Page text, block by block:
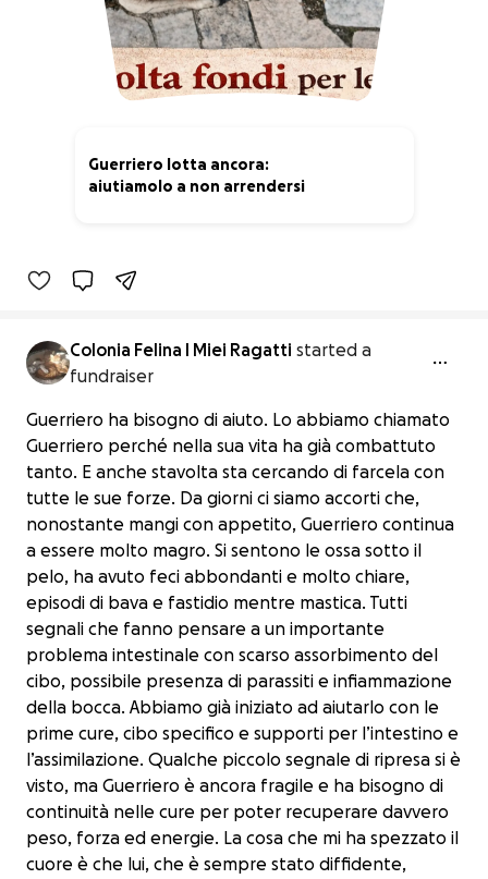
Guerriero lotta ancora:
aiutiamolo a non arrendersi
Colonia Felina I Miei Ragatti started a
fundraiser
Guerriero ha bisogno di aiuto. Lo abbiamo chiamato
Guerriero perché nella sua vita ha già combattuto
tanto. E anche stavolta sta cercando di farcela con
tutte le sue forze. Da giorni ci siamo accorti che,
nonostante mangi con appetito, Guerriero continua
a essere molto magro. Si sentono le ossa sotto il
pelo, ha avuto feci abbondanti e molto chiare,
episodi di bava e fastidio mentre mastica. Tutti
segnali che fanno pensare a un importante
problema intestinale con scarso assorbimento del
cibo, possibile presenza di parassiti e infiammazione
della bocca. Abbiamo già iniziato ad aiutarlo con le
prime cure, cibo specifico e supporti per l’intestino e
l’assimilazione. Qualche piccolo segnale di ripresa si è
visto, ma Guerriero è ancora fragile e ha bisogno di
continuità nelle cure per poter recuperare davvero
peso, forza ed energie. La cosa che mi ha spezzato il
cuore è che lui, che è sempre stato diffidente,